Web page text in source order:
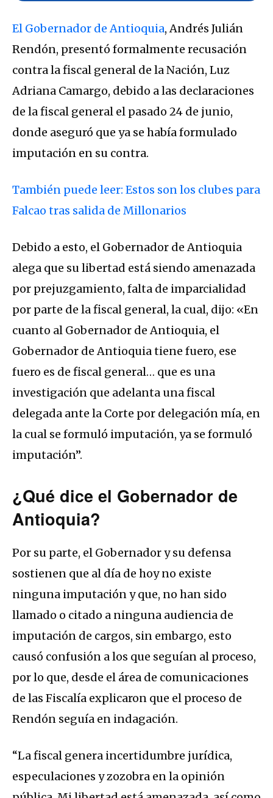
El Gobernador de Antioquia, Andrés Julián
Rendón, presentó formalmente recusación
contra la fiscal general de la Nación, Luz
Adriana Camargo, debido a las declaraciones
de la fiscal general el pasado 24 de junio,
donde aseguró que ya se había formulado
imputación en su contra.
También puede leer: Estos son los clubes para
Falcao tras salida de Millonarios
Debido a esto, el Gobernador de Antioquia
alega que su libertad está siendo amenazada
por prejuzgamiento, falta de imparcialidad
por parte de la fiscal general, la cual, dijo: «En
cuanto al Gobernador de Antioquia, el
Gobernador de Antioquia tiene fuero, ese
fuero es de fiscal general… que es una
investigación que adelanta una fiscal
delegada ante la Corte por delegación mía, en
la cual se formuló imputación, ya se formuló
imputación”.
¿Qué dice el Gobernador de
Antioquia?
Por su parte, el Gobernador y su defensa
sostienen que al día de hoy no existe
ninguna imputación y que, no han sido
llamado o citado a ninguna audiencia de
imputación de cargos, sin embargo, esto
causó confusión a los que seguían al proceso,
por lo que, desde el área de comunicaciones
de las Fiscalía explicaron que el proceso de
Rendón seguía en indagación.
“La fiscal genera incertidumbre jurídica,
especulaciones y zozobra en la opinión